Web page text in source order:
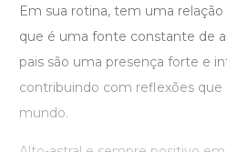
Em sua rotina, tem uma
que é uma fonte constante de
pais são uma presença forte e
contribuindo com reflexões que
mundo.